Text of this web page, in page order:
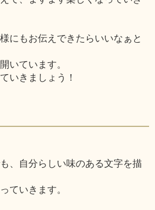
にもお伝えできたらいいなぁと
いています。
いきましょう！
、自分らしい味のある文字を描
ていきます。